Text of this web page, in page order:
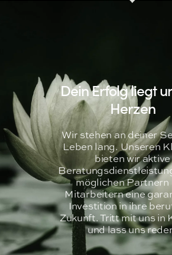
Dein Erfolg liegt
Herzen
Wir stehen an deiner
Leben lang. Unseren
bieten wir aktive
möglichen Partnern
Mitarbeitern eine
Investition in ihre
Zukunft. Tritt mit uns in
und lass uns